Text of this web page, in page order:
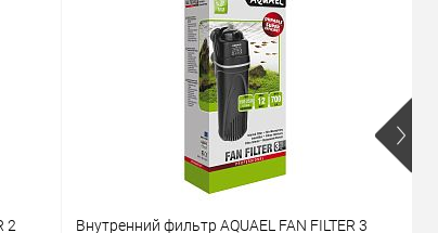
2
Внутренний фильтр AQUAEL FAN FILTER 3